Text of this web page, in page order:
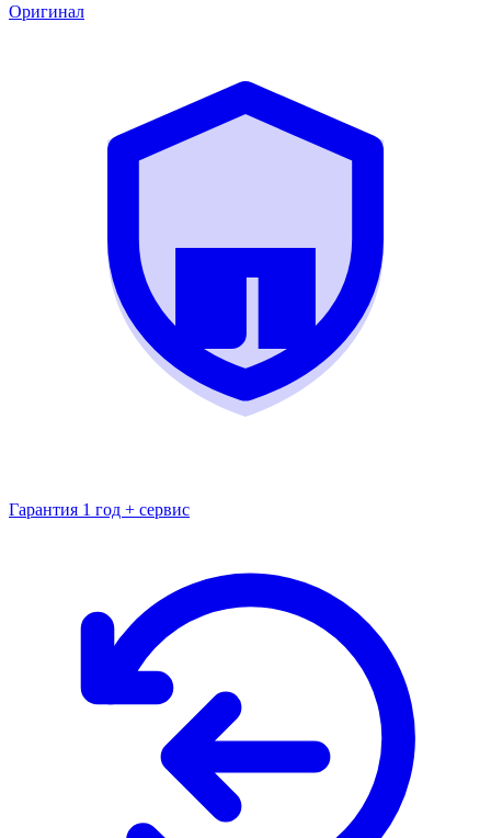
Оригинал
Гарантия 1 год + сервис